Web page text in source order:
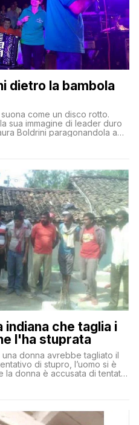
dietro la bambola
come un disco rotto.
sua immagine di leader duro
Boldrini paragonandola a
di rispetto impartite da
indiana che taglia i
l'ha stuprata
donna avrebbe tagliato il
di stupro, l’uomo si è
donna è accusata di tentato